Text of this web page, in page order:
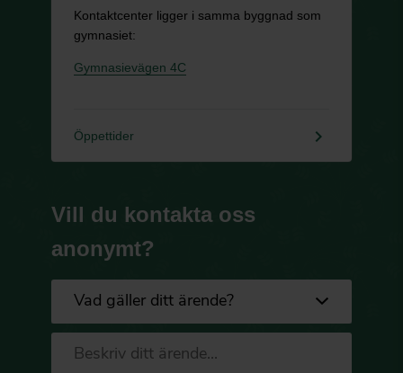
Kontaktcenter ligger i samma byggnad som
gymnasiet:
Gymnasievägen 4C
Öppettider keyboard_arrow_right
Vill du kontakta oss
anonymt?